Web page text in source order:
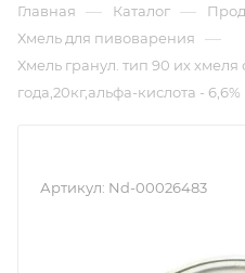
Главная — Каталог —
Хмель для пивоварения —
Хмель гранул. тип 90 их
года,20кг,альфа-кислота - 6,6%
Артикул: Nd-00026483